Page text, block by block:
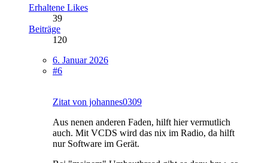
Erhaltene Likes
39
Beiträge
120
6. Januar 2026
#6
Zitat von johannes0309
Aus nenen anderen Faden, hilft hier vermutlich
auch. Mit VCDS wird das nix im Radio, da hilft
nur Software im Gerät.